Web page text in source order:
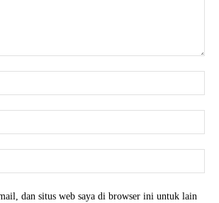
dan situs web saya di browser ini untuk lain